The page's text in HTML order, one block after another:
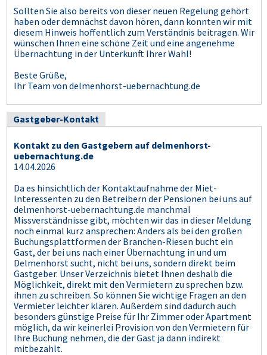
Sollten Sie also bereits von dieser neuen Regelung gehört
haben oder demnächst davon hören, dann konnten wir mit
diesem Hinweis hoffentlich zum Verständnis beitragen. Wir
wünschen Ihnen eine schöne Zeit und eine angenehme
Übernachtung in der Unterkunft Ihrer Wahl!
Beste Grüße,
Ihr Team von delmenhorst-uebernachtung.de
Gastgeber-Kontakt
Kontakt zu den Gastgebern auf delmenhorst-
uebernachtung.de
14.04.2026
Da es hinsichtlich der Kontaktaufnahme der Miet-
Interessenten zu den Betreibern der Pensionen bei uns auf
delmenhorst-uebernachtung.de manchmal
Missverständnisse gibt, möchten wir das in dieser Meldung
noch einmal kurz ansprechen: Anders als bei den großen
Buchungsplattformen der Branchen-Riesen bucht ein
Gast, der bei uns nach einer Übernachtung in und um
Delmenhorst sucht, nicht bei uns, sondern direkt beim
Gastgeber. Unser Verzeichnis bietet Ihnen deshalb die
Möglichkeit, direkt mit den Vermietern zu sprechen bzw.
ihnen zu schreiben. So können Sie wichtige Fragen an den
Vermieter leichter klären. Außerdem sind dadurch auch
besonders günstige Preise für Ihr Zimmer oder Apartment
möglich, da wir keinerlei Provision von den Vermietern für
Ihre Buchung nehmen, die der Gast ja dann indirekt
mitbezahlt.